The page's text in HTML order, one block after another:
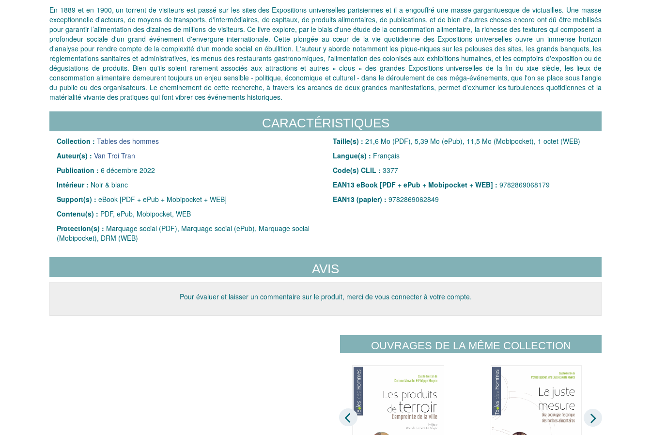
En 1889 et en 1900, un torrent de visiteurs est passé sur les sites des Expositions universelles parisiennes et il a engouffré une masse gargantuesque de victuailles. Une masse
exceptionnelle d'acteurs, de moyens de transports, d'intermédiaires, de capitaux, de produits alimentaires, de publications, et de bien d'autres choses encore ont dû être mobilisés
pour garantir l’alimentation des dizaines de millions de visiteurs. Ce livre explore, par le biais d'une étude de la consommation alimentaire, la richesse des textures qui composent la
profondeur sociale d'un grand événement d'envergure internationale. Cette plongée au cœur de la vie quotidienne des Expositions universelles ouvre un immense horizon
d'analyse pour rendre compte de la complexité d'un monde social en ébullition. L'auteur y aborde notamment les pique-niques sur les pelouses des sites, les grands banquets, les
réglementations sanitaires et administratives, les menus des restaurants gastronomiques, l'alimentation des colonisés aux exhibitions humaines, et les comptoirs d'exposition ou de
dégustations de produits. Bien qu'ils soient rarement associés aux attractions et autres « clous » des grandes Expositions universelles de la fin du xixe siècle, les lieux de
consommation alimentaire demeurent toujours un enjeu sensible - politique, économique et culturel - dans le déroulement de ces méga-événements, que l'on se place sous l'angle
du public ou des organisateurs. Le cheminement de cette recherche, à travers les arcanes de deux grandes manifestations, permet d'exhumer les turbulences quotidiennes et la
matérialité vivante des pratiques qui font vibrer ces événements historiques.
CARACTÉRISTIQUES
Collection : Tables des hommes
Auteur(s) : Van Troi Tran
Publication : 6 décembre 2022
Intérieur : Noir & blanc
Support(s) : eBook [PDF + ePub + Mobipocket + WEB]
Contenu(s) : PDF, ePub, Mobipocket, WEB
Protection(s) : Marquage social (PDF), Marquage social (ePub), Marquage social
(Mobipocket), DRM (WEB)
Taille(s) : 21,6 Mo (PDF), 5,39 Mo (ePub), 11,5 Mo (Mobipocket), 1 octet (WEB)
Langue(s) : Français
Code(s) CLIL : 3377
EAN13 eBook [PDF + ePub + Mobipocket + WEB] : 9782869068179
EAN13 (papier) : 9782869062849
AVIS
Pour évaluer et laisser un commentaire sur le produit, merci de vous connecter à votre compte.
OUVRAGES DE LA MÊME COLLECTION